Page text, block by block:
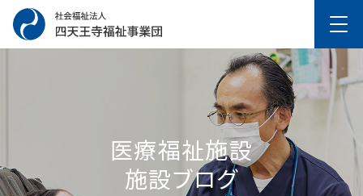
医療福祉施設
施設ブログ